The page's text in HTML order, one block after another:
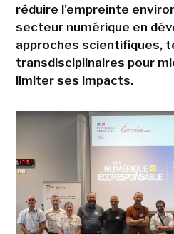
réduire l'empreinte
secteur numérique en
approches scientifiques,
transdisciplinaires pour
limiter ses impacts.